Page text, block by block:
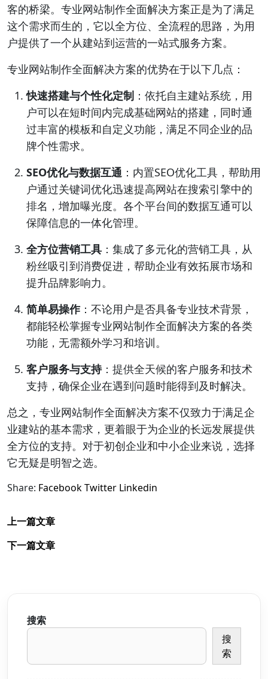
客的桥梁。专业网站制作全面解决方案正是为了满足
这个需求而生的，它以全方位、全流程的思路，为用
户提供了一个从建站到运营的一站式服务方案。
专业网站制作全面解决方案的优势在于以下几点：
快速搭建与个性化定制 ：依托自主建站系统，用
户可以在短时间内完成基础网站的搭建，同时通
过丰富的模板和自定义功能，满足不同企业的品
牌个性需求。
SEO优化与数据互通 ：内置SEO优化工具，帮助用
户通过关键词优化迅速提高网站在搜索引擎中的
排名，增加曝光度。各个平台间的数据互通可以
保障信息的一体化管理。
全方位营销工具 ：集成了多元化的营销工具，从
粉丝吸引到消费促进，帮助企业有效拓展市场和
提升品牌影响力。
简单易操作：不论用户是否具备专业技术背景，
都能轻松掌握专业网站制作全面解决方案的各类
功能，无需额外学习和培训。
客户服务与支持：提供全天候的客户服务和技术
支持，确保企业在遇到问题时能得到及时解决。
总之，专业网站制作全面解决方案不仅致力于满足企
业建站的基本需求，更着眼于为企业的长远发展提供
全方位的支持。对于初创企业和中小企业来说，选择
它无疑是明智之选。
Share: FacebookTwitter Linkedin
上一篇文章
下一篇文章
搜索
搜
索